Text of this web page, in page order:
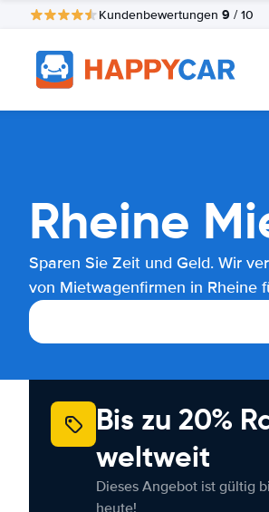
Kundenbewertungen 9 / 10
Rheine
Sparen Sie Zeit und Geld. Wir
von Mietwagenfirmen in Rheine
Bis zu 20%
weltweit
Dieses Angebot ist gültig
heute!